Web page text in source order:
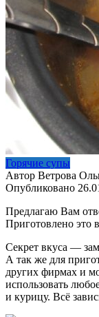
Горячие супы
Автор Ветрова
Опубликовано
Предлагаю Вам
Приготовлено это
Секрет вкуса —
А так же для
других фирмах и
использовать
и курицу. Всё